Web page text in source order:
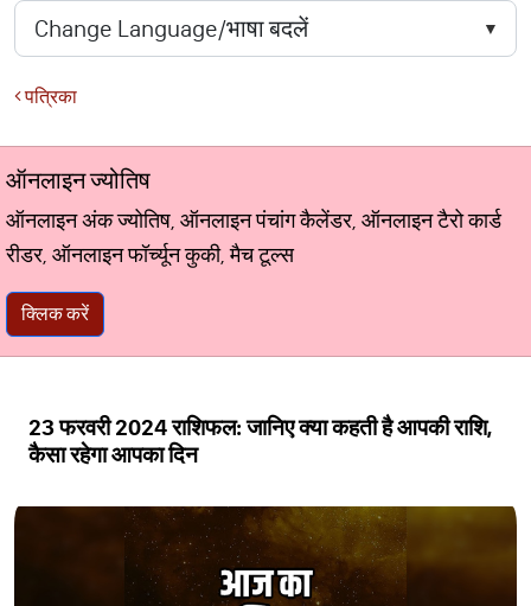
पत्रिका
ऑनलाइन ज्योतिष
ऑनलाइन अंक ज्योतिष, ऑनलाइन पंचांग कैलेंडर, ऑनलाइन टैरो कार्ड
रीडर, ऑनलाइन फॉर्च्यून कुकी, मैच टूल्स
क्लिक करें
23 फरवरी 2024 राशिफल: जानिए क्या कहती है आपकी राशि,
कैसा रहेगा आपका दिन